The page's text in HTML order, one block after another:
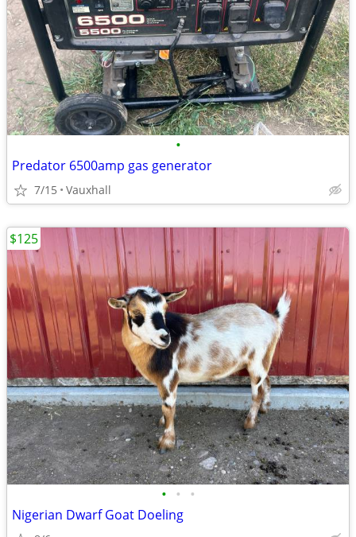
•
Predator 6500amp gas generator
7/15 Vauxhall
• • •
Nigerian Dwarf Goat Doeling
$125